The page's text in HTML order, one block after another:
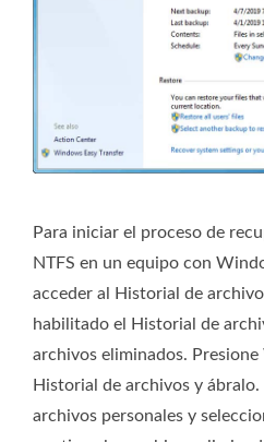
Para iniciar el proceso de
NTFS en un equipo con
acceder al Historial de
habilitado el Historial de
archivos eliminados. Presione
Historial de archivos y
archivos personales y